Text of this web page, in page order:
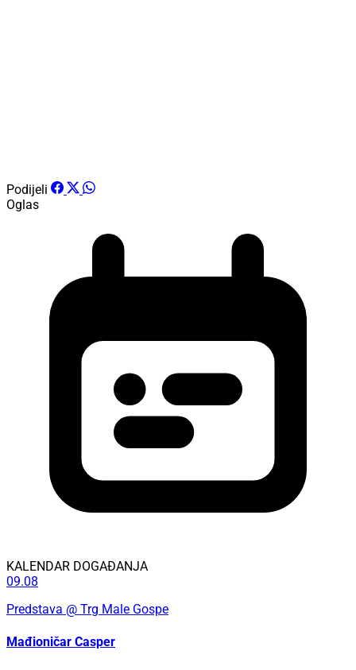
Podijeli
Oglas
KALENDAR DOGAĐANJA
09.08
Predstava @ Trg Male Gospe
Mađioničar Casper